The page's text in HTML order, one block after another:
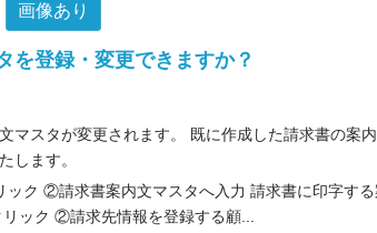
画像あり
を登録・変更できますか？
マスタが変更されます。 既に作成した請求書の案
します。
ク ②請求書案内文マスタへ入力 請求書に印字す
ック ②請求先情報を登録する顧...